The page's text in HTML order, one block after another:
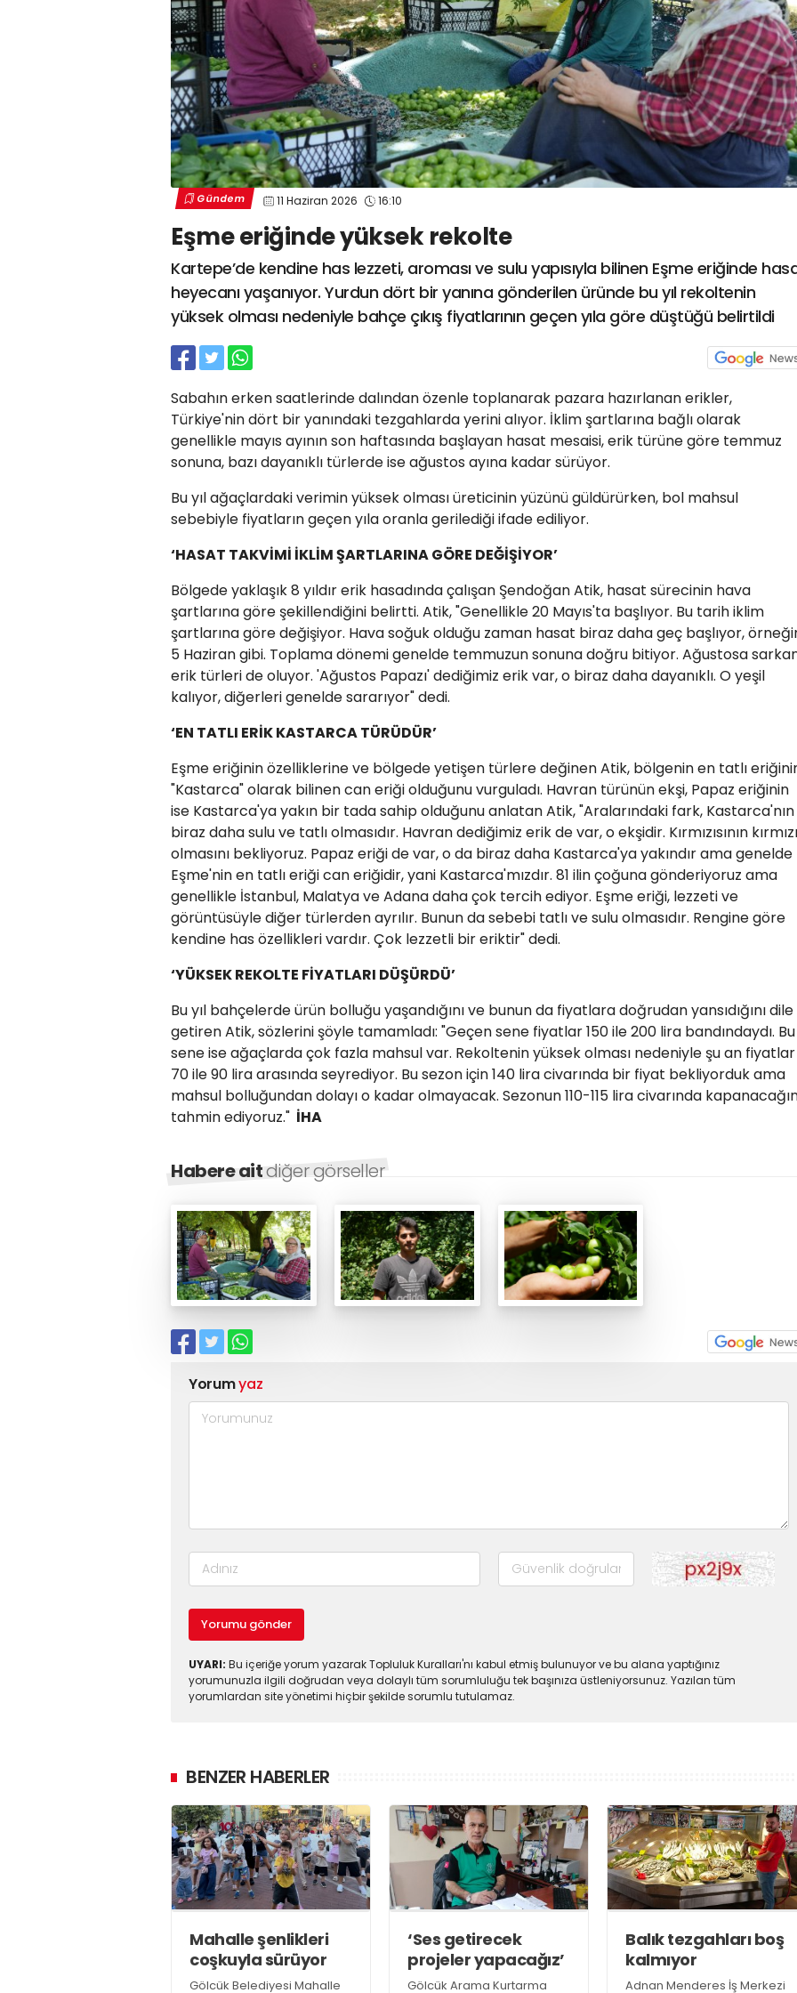
Gündem 11 Haziran 2026 16:10
Eşme eriğinde yüksek rekolte
Kartepe’de kendine has lezzeti, aroması ve sulu yapısıyla bilinen Eşme eriğinde
heyecanı yaşanıyor. Yurdun dört bir yanına gönderilen üründe bu yıl rekoltenin
yüksek olması nedeniyle bahçe çıkış fiyatlarının geçen yıla göre düştüğü belirtildi
Sabahın erken saatlerinde dalından özenle toplanarak pazara hazırlanan erikler,
Türkiye'nin dört bir yanındaki tezgahlarda yerini alıyor. İklim şartlarına bağlı olarak
genellikle mayıs ayının son haftasında başlayan hasat mesaisi, erik türüne göre temmuz
sonuna, bazı dayanıklı türlerde ise ağustos ayına kadar sürüyor.
Bu yıl ağaçlardaki verimin yüksek olması üreticinin yüzünü güldürürken, bol mahsul
sebebiyle fiyatların geçen yıla oranla gerilediği ifade ediliyor.
‘HASAT TAKVİMİ İKLİM ŞARTLARINA GÖRE DEĞİŞİYOR’
Bölgede yaklaşık 8 yıldır erik hasadında çalışan Şendoğan Atik, hasat sürecinin hava
şartlarına göre şekillendiğini belirtti. Atik, "Genellikle 20 Mayıs'ta başlıyor. Bu tarih iklim
şartlarına göre değişiyor. Hava soğuk olduğu zaman hasat biraz daha geç başlıyor,
5 Haziran gibi. Toplama dönemi genelde temmuzun sonuna doğru bitiyor. Ağustosa
erik türleri de oluyor. 'Ağustos Papazı' dediğimiz erik var, o biraz daha dayanıklı. O yeşil
kalıyor, diğerleri genelde sararıyor" dedi.
‘EN TATLI ERİK KASTARCA TÜRÜDÜR’
Eşme eriğinin özelliklerine ve bölgede yetişen türlere değinen Atik, bölgenin en tatlı
"Kastarca" olarak bilinen can eriği olduğunu vurguladı. Havran türünün ekşi, Papaz eriğinin
ise Kastarca'ya yakın bir tada sahip olduğunu anlatan Atik, "Aralarındaki fark, Kastarca'nın
biraz daha sulu ve tatlı olmasıdır. Havran dediğimiz erik de var, o ekşidir. Kırmızısının kırmızı
olmasını bekliyoruz. Papaz eriği de var, o da biraz daha Kastarca'ya yakındır ama genelde
Eşme'nin en tatlı eriği can eriğidir, yani Kastarca'mızdır. 81 ilin çoğuna gönderiyoruz ama
genellikle İstanbul, Malatya ve Adana daha çok tercih ediyor. Eşme eriği, lezzeti ve
görüntüsüyle diğer türlerden ayrılır. Bunun da sebebi tatlı ve sulu olmasıdır. Rengine göre
kendine has özellikleri vardır. Çok lezzetli bir eriktir" dedi.
‘YÜKSEK REKOLTE FİYATLARI DÜŞÜRDÜ’
Bu yıl bahçelerde ürün bolluğu yaşandığını ve bunun da fiyatlara doğrudan yansıdığını dile
getiren Atik, sözlerini şöyle tamamladı: "Geçen sene fiyatlar 150 ile 200 lira bandındaydı. Bu
sene ise ağaçlarda çok fazla mahsul var. Rekoltenin yüksek olması nedeniyle şu an fiyatlar
70 ile 90 lira arasında seyrediyor. Bu sezon için 140 lira civarında bir fiyat bekliyorduk ama
mahsul bolluğundan dolayı o kadar olmayacak. Sezonun 110-115 lira civarında
tahmin ediyoruz." İHA
Habere aitdiğer görseller
Yorumyaz
Yorumu gönder
UYARI: Bu içeriğe yorum yazarak Topluluk Kuralları'nı kabul etmiş bulunuyor ve bu alana yaptığınız
yorumunuzla ilgili doğrudan veya dolaylı tüm sorumluluğu tek başınıza üstleniyorsunuz. Yazılan tüm
yorumlardan site yönetimi hiçbir şekilde sorumlu tutulamaz.
BENZER HABERLER
Mahalle şenlikleri
coşkuyla sürüyor
Gölcük Belediyesi Mahalle
‘Ses getirecek
projeler yapacağız’
Gölcük Arama Kurtarma
Balık tezgahları boş
kalmıyor
Adnan Menderes İş Merkezi